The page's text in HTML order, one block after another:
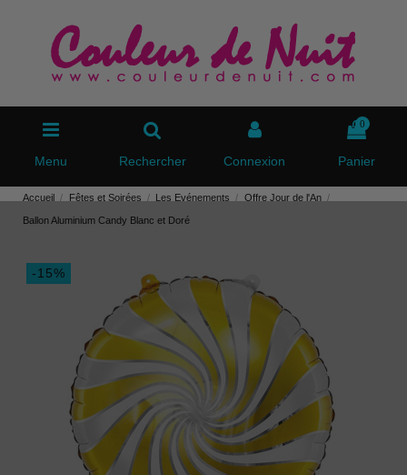
Menu Rechercher Connexion
0
Panier
Accueil Fêtes et Soirées Les Evénements Offre Jour de l'An
Ballon Aluminium Candy Blanc et Doré
-15%